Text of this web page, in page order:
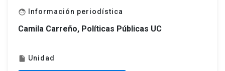
face Información periodística
Camila Carreño, Políticas Públicas UC
insert_drive_file Unidad